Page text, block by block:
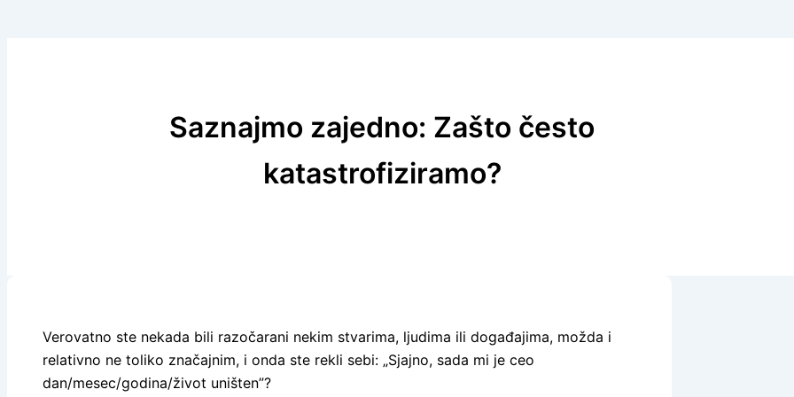
Saznajmo zajedno: Zašto često
katastrofiziramo?
Verovatno ste nekada bili razočarani nekim stvarima, ljudima ili događajima, možda i
relativno ne toliko značajnim, i onda ste rekli sebi: „Sjajno, sada mi je ceo
dan/mesec/godina/život uništen”?